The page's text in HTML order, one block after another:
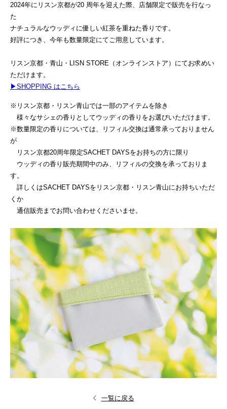
2024年にリスン京都が20 周年を迎えた際、店舗限定で販売を行なっ
た
ナチュラルなウッディに優しい紅茶を重ねた香りです。
好評につき、今年も数量限定にてご用意しています。
リスン京都・青山・LISN STORE（オンラインストア）にてお求めい
ただけます。
▶︎SHOPPING はこちら
※リスン京都・リスン青山では一部のアイテムを除き
様々なサシェの香りとしてウッディの香りをお選びいただけます。
※数量限定の香りについては、リフィル交換は通常承っておりません
が
リスン京都20周年限定SACHET DAYSをお持ちの方に限り
ウッディの香り販売期間中のみ、リフィルの交換を承っておりま
す。
詳しくはSACHET DAYSをリスン京都・リスン青山にお持ちいただ
くか
通信販売までお問い合わせくださいませ。
一覧に戻る